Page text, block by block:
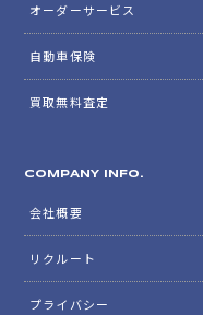
オーダーサービス
自動車保険
買取無料査定
COMPANY INFO.
会社概要
リクルート
プライバシー